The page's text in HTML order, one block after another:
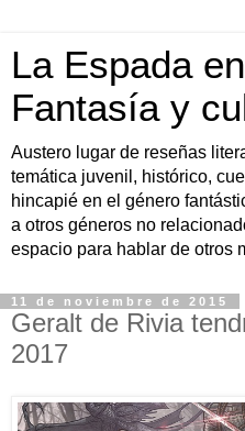
La Espada
Fantasía y
Austero lugar de reseñas
temática juvenil, histórico,
hincapié en el género
a otros géneros no
espacio para hablar de otros
11 de noviembre de 2015
Geralt de Rivia
2017